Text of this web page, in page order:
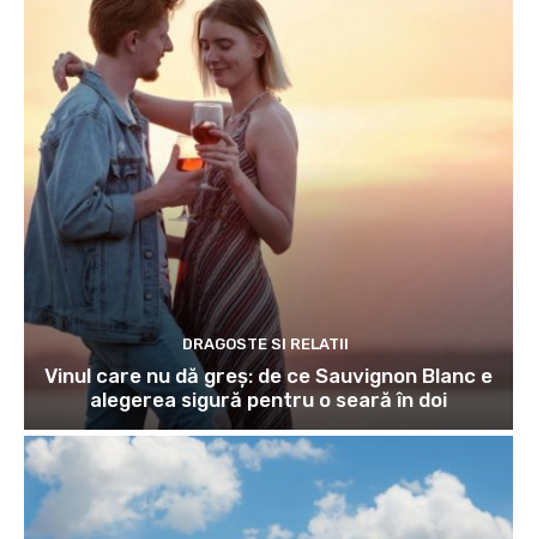
DRAGOSTE SI RELATII
Vinul care nu dă greș: de ce Sauvignon Blanc e
alegerea sigură pentru o seară în doi